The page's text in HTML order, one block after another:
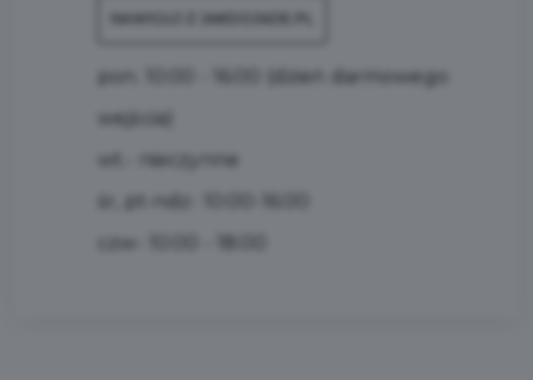
NAWIGUJ Z JAKDOJADE.PL
pon. 10:00 - 16:00 (dzień darmowego
wejścia)
wt.- nieczynne
czw- 10:00 - 18:00